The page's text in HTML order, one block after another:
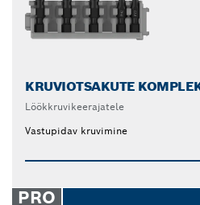
KRUVIOTSAKUTE
Löökkruvikeerajatele
Vastupidav kruvimine
PRO